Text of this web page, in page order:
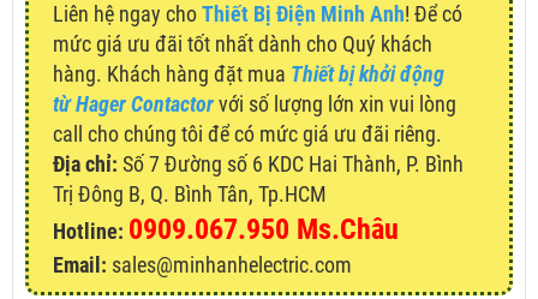
Liên hệ ngay choThiết Bị Điện Minh Anh! Để có
mức giá ưu đãi tốt nhất dành cho Quý khách
hàng. Khách hàng đặt mua Thiết bị khởi động
từ Hager Contactorvới số lượng lớn xin vui lòng
call cho chúng tôi để có mức giá ưu đãi riêng.
Địa chỉ: Số 7 Đường số 6 KDC Hai Thành, P. Bình
Trị Đông B, Q. Bình Tân, Tp.HCM
Hotline: 0909.067.950 Ms.Châu
Email: sales@minhanhelectric.com